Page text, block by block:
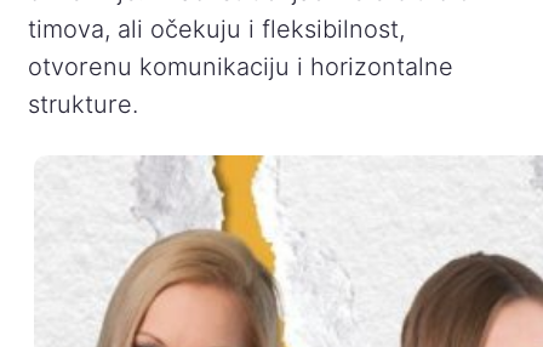
timova, ali očekuju i fleksibilnost,
otvorenu komunikaciju i horizontalne
strukture.